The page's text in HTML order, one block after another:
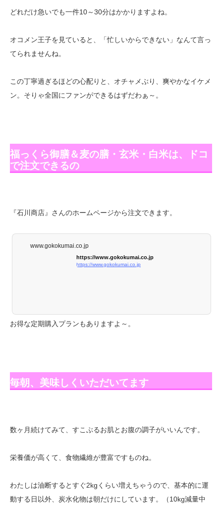
どれだけ急いでも一件10～30分はかかりますよね。
オコメン王子を見ていると、「忙しいからできない」なんて言っ
てられませんね。
この丁寧過ぎるほどの心配りと、オチャメぶり、爽やかなイケメ
ン。そりゃ全国にファンができるはずだわぁ～。
福っくら御膳＆麦の膳・玄米・白米は、ドコ
で注文できるの
『石川商店』さんのホームページから注文できます。
www.gokokumai.co.jp
https://www.gokokumai.co.jp
https://www.gokokumai.co.jp
お得な定期購入プランもありますよ～。
毎朝、美味しくいただいてます
数ヶ月続けてみて、すこぶるお肌とお腹の調子がいいんです。
栄養価が高くて、食物繊維が豊富ですものね。
わたしは油断するとすぐ2kgくらい増えちゃうので、基本的に運
動する日以外、炭水化物は朝だけにしています。（10kg減量中